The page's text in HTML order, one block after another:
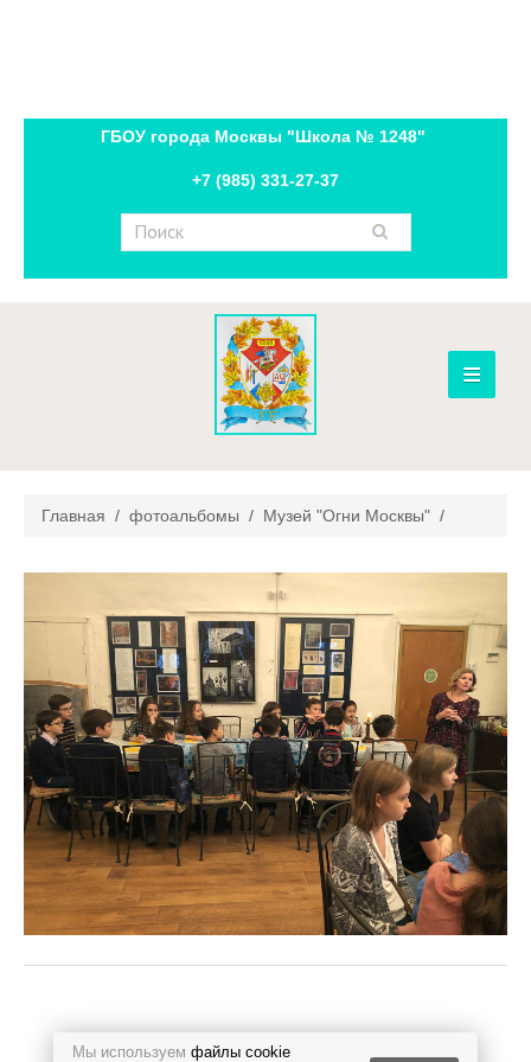
Мы используем файлы cookie
ГБОУ города Москвы "Школа № 1248"
+7 (985) 331-27-37
≡
фотоальбомы
Главная / фотоальбомы / Музей "Огни Москвы" /